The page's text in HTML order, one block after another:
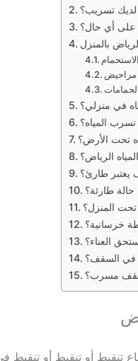
تسريب؟
على أي حال؟
بالمنزل
مراحيض
في منزلي؟
المياه؟
تحت الأرض؟
الرياض؟
طارئ؟
طارئة؟
المنزل؟
خرسانية؟
العناء؟
السقف؟
مسرب؟
تنقيط أو تنقيط أو تنقيط